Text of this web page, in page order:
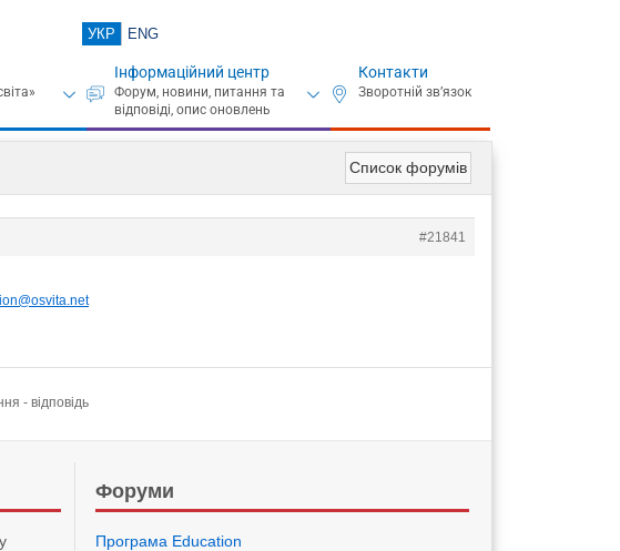
УКР ENG
Інформаційний центр Контакти
Список форумів
#21841
- відповідь
Форуми
Програма Eduсation